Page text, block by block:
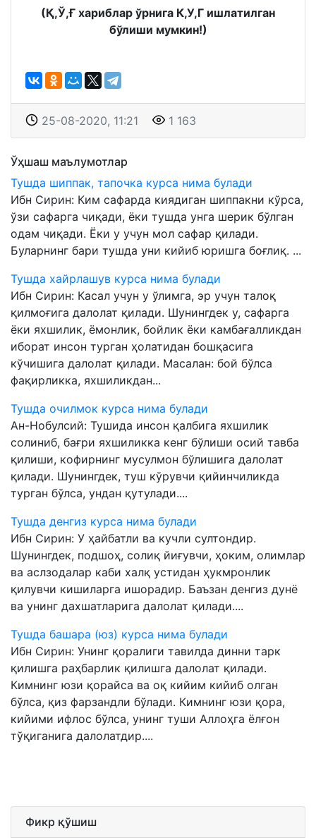
(Қ,Ў,Ғ хариблар ўрнига К,У,Г ишлатилган
бўлиши мумкин!)
25-08-2020, 11:21 1 163
Ўҳшаш маълумотлар
Тушда шиппак, тапочка курса нима булади
Ибн Сирин: Ким сафарда киядиган шиппакни кўрса,
ўзи сафарга чиқади, ёки тушда унга шерик бўлган
одам чиқади. Ёки у учун мол сафар қилади.
Буларнинг бари тушда уни кийиб юришга боғлиқ. ...
Тушда хайрлашув курса нима булади
Ибн Сирин: Касал учун у ўлимга, эр учун талоқ
қилмоғига далолат қилади. Шунингдек у, сафарга
ёки яхшилик, ёмонлик, бойлик ёки камбағалликдан
иборат инсон турган ҳолатидан бошқасига
кўчишига далолат қилади. Масалан: бой бўлса
фақирликка, яхшиликдан...
Тушда очилмок курса нима булади
Ан-Нобулсий: Тушида инсон қалбига яхшилик
солиниб, бағри яхшиликка кенг бўлиши осий тавба
қилиши, кофирнинг мусулмон бўлишига далолат
қилади. Шунингдек, туш кўрувчи қийинчиликда
турган бўлса, ундан қутулади....
Тушда денгиз курса нима булади
Ибн Сирин: У ҳайбатли ва кучли султондир.
Шунингдек, подшоҳ, солиқ йиғувчи, ҳоким, олимлар
ва аслзодалар каби халқ устидан ҳукмронлик
қилувчи кишиларга ишорадир. Баъзан денгиз дунё
ва унинг дахшатларига далолат қилади....
Тушда башара (юз) курса нима булади
Ибн Сирин: Унинг қоралиги тавилда динни тарк
қилишга раҳбарлик қилишга далолат қилади.
Кимнинг юзи қорайса ва оқ кийим кийиб олган
бўлса, қиз фарзандли бўлади. Кимнинг юзи қора,
кийими ифлос бўлса, унинг туши Аллоҳга ёлғон
тўқиганига далолатдир....
Фикр қўшиш